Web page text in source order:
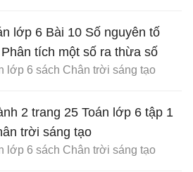
lớp 6 Bài 10 Số nguyên tố
tích một số ra thừa số
Sách Chân trời sáng tạo
lớp 6 sách Chân trời sáng tạo
2 trang 25 Toán lớp 6 tập 1
trời sáng tạo
lớp 6 sách Chân trời sáng tạo